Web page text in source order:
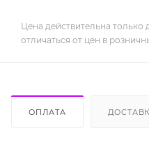
Цена действительна только
отличаться от цен в
ОПЛАТА